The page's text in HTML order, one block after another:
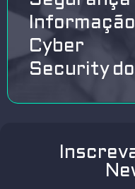
Cyber
Security